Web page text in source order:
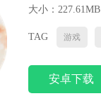
大小：227.61MB
TAG 游戏
安卓下载